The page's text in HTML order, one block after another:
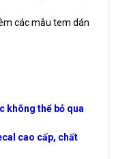
các mẫu tem dán
không thể bỏ qua
cao cấp, chất